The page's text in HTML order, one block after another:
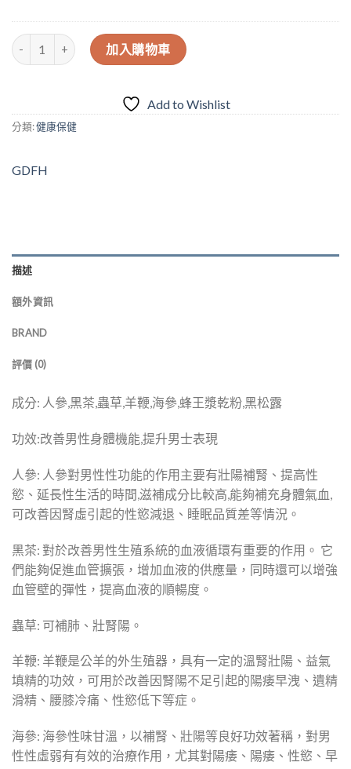
格：
Mr.Golden 帝皇 延時含片2粒裝 數量
加入購物車
Add to Wishlist
分類:健康保健
GDFH
描述
額外資訊
BRAND
評價 (0)
成分: 人參,黑茶,蟲草,羊鞭,海參,蜂王漿乾粉,黑松露
功效:改善男性身體機能,提升男士表現
人參: 人參對男性性功能的作用主要有壯陽補腎、提高性
慾、延長性生活的時間,滋補成分比較高,能夠補充身體氣血,
可改善因腎虛引起的性慾減退、睡眠品質差等情況。
黑茶: 對於改善男性生殖系統的血液循環有重要的作用。 它
們能夠促進血管擴張，增加血液的供應量，同時還可以增強
血管壁的彈性，提高血液的順暢度。
蟲草: 可補肺、壯腎陽。
羊鞭: 羊鞭是公羊的外生殖器，具有一定的溫腎壯陽、益氣
填精的功效，可用於改善因腎陽不足引起的陽痿早洩、遺精
滑精、腰膝冷痛、性慾低下等症。
海參: 海參性味甘溫，以補腎、壯陽等良好功效著稱，對男
性性虛弱有有效的治療作用，尤其對陽痿、陽痿、性慾、早